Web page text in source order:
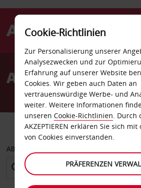
AvisAutovermietung
FAHRZEUG
ABHOLEN VON
Cookie-Richtlinien
Zur Personalisierung unserer
Analysezwecken und zur
Erfahrung auf unserer Website
Cookies. Wir geben auch Daten an
vertrauenswürdige Werbe- und
weiter. Weitere Informationen
unseren Cookie-Richtlinien. Durch
AKZEPTIEREN erklären Sie sich
von Cookies einverstanden.
PRÄFERENZEN